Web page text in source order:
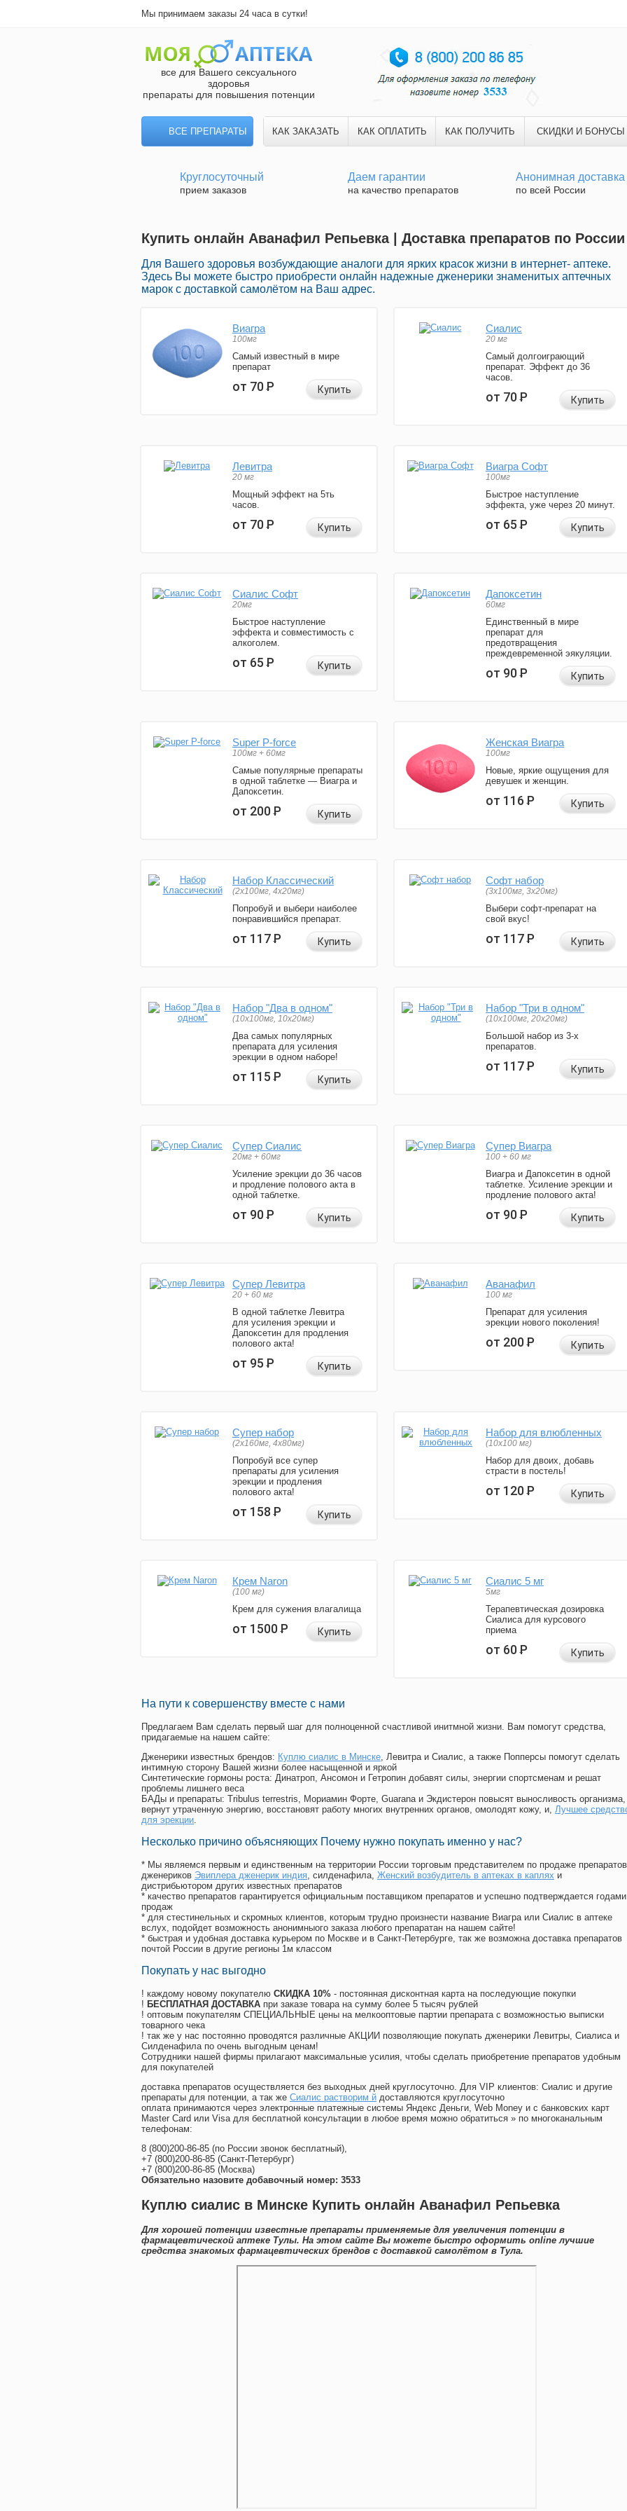
Мы принимаем заказы 24 часа в сутки!
все для Вашего сексуального
здоровья
препараты для повышения потенции
ВСЕ ПРЕПАРАТЫ КАК ЗАКАЗАТЬ КАК ОПЛАТИТЬ КАК ПОЛУЧИТЬ СКИДКИ И БОНУСЫ
Круглосуточный
прием заказов
Даем гарантии
на качество препаратов
Анонимная доставка
по всей России
Купить онлайн Аванафил Репьевка | Доставка препаратов по России
Для Вашего здоровья возбуждающие аналоги для ярких красок жизни в интернет- аптеке.
Здесь Вы можете быстро приобрести онлайн надежные дженерики знаменитых аптечных
марок с доставкой самолётом на Ваш адрес.
Виагра
100мг
Самый известный в мире
препарат
от 70Р Купить
Сиалис
20 мг
Самый долгоиграющий
препарат. Эффект до 36
часов.
от 70Р Купить
Левитра
20 мг
Мощный эффект на 5ть
часов.
от 70Р Купить
Виагра Софт
100мг
Быстрое наступление
эффекта, уже через 20 минут.
от 65Р Купить
Сиалис Софт
20мг
Быстрое наступление
эффекта и совместимость с
алкоголем.
от 65Р Купить
Дапоксетин
60мг
Единственный в мире
препарат для
предотвращения
преждевременной эякуляции.
от 90Р Купить
Super P-force
100мг + 60мг
Самые популярные препараты
в одной таблетке — Виагра и
Дапоксетин.
от 200Р Купить
Женская Виагра
100мг
Новые, яркие ощущения для
девушек и женщин.
от 116Р Купить
Набор Классический
(2x100мг, 4x20мг)
Попробуй и выбери наиболее
понравившийся препарат.
от 117Р Купить
Софт набор
(3x100мг, 3x20мг)
Выбери софт-препарат на
свой вкус!
от 117Р Купить
Набор "Два в одном"
(10x100мг, 10x20мг)
Два самых популярных
препарата для усиления
эрекции в одном наборе!
от 115Р Купить
Набор "Три в одном"
(10x100мг, 20x20мг)
Большой набор из 3-х
препаратов.
от 117Р Купить
Супер Сиалис
20мг + 60мг
Усиление эрекции до 36 часов
и продление полового акта в
одной таблетке.
от 90Р Купить
Супер Виагра
100 + 60 мг
Виагра и Дапоксетин в одной
таблетке. Усиление эрекции и
продление полового акта!
от 90Р Купить
Супер Левитра
20 + 60 мг
В одной таблетке Левитра
для усиления эрекции и
Дапоксетин для продления
полового акта!
от 95Р Купить
Аванафил
100 мг
Препарат для усиления
эрекции нового поколения!
от 200Р Купить
Супер набор
(2х160мг, 4х80мг)
Попробуй все супер
препараты для усиления
эрекции и продления
полового акта!
от 158Р Купить
Набор для влюбленных
(10х100 мг)
Набор для двоих, добавь
страсти в постель!
от 120Р Купить
Крем Naron
(100 мг)
Крем для сужения влагалища
от 1500Р Купить
Сиалис 5 мг
5мг
Терапевтическая дозировка
Сиалиса для курсового
приема
от 60Р Купить
На пути к совершенству вместе с нами
Предлагаем Вам сделать первый шаг для полноценной счастливой инитмной жизни. Вам помогут средства,
придагаемые на нашем сайте:
Дженерики известных брендов: Куплю сиалис в Минске, Левитра и Сиалис, а также Попперсы помогут сделать
интимную сторону Вашей жизни более насыщенной и яркой
Синтетические гормоны роста: Динатроп, Ансомон и Гетропин добавят силы, энергии спортсменам и решат
проблемы лишнего веса
БАДы и препараты: Tribulus terrestris, Мориамин Форте, Guarana и Экдистерон повысят выносливость организма,
вернут утраченную энергию, восстановят работу многих внутренних органов, омолодят кожу, и, Лучшее
для эрекции.
Несколько причино объясняющих Почему нужно покупать именно у нас?
* Мы являемся первым и единственным на территории России торговым представителем по продаже препаратов
дженериков Эвиплера дженерик индия, силденафила, Женский возбудитель в аптеках в каплях и
дистрибьютором других известных препаратов
* качество препаратов гарантируется официальным поставщиком препаратов и успешно подтверждается годами
продаж
* для стестинельных и скромных клиентов, которым трудно произнести название Виагра или Сиалис в аптеке
вслух, подойдет возможность анонимныого заказа любого препаратан на нашем сайте!
* быстрая и удобная доставка курьером по Москве и в Санкт-Петербурге, так же возможна доставка препаратов
почтой России в другие регионы 1м классом
Покупать у нас выгодно
! каждому новому покупателю СКИДКА 10% - постоянная дисконтная карта на последующие покупки
! БЕСПЛАТНАЯ ДОСТАВКА при заказе товара на сумму более 5 тысяч рублей
! оптовым покупателям СПЕЦИАЛЬНЫЕ цены на мелкооптовые партии препарата с возможностью выписки
товарного чека
! так же у нас постоянно проводятся различные АКЦИИ позволяющие покупать дженерики Левитры, Сиалиса и
Силденафила по очень выгодным ценам!
Cотрудники нашей фирмы прилагают максимальные усилия, чтобы сделать приобретение препаратов удобным
для покупателей
доставка препаратов осуществляется без выходных дней круглосуточно. Для VIP клиентов: Сиалис и другие
препараты для потенции, а так же Сиалис растворим й доставляются круглосуточно
оплата принимаются через электронные платежные системы Яндекс Деньги, Web Money и с банковских карт
Master Card или Visa для бесплатной консультации в любое время можно обратиться » по многоканальным
телефонам:
8 (800)200-86-85 (по России звонок бесплатный),
+7 (800)200-86-85 (Санкт-Петербург)
+7 (800)200-86-85 (Москва)
Обязательно назовите добавочный номер: 3533
Куплю сиалис в Минске Купить онлайн Аванафил Репьевка
Для хорошей потенции известные препараты применяемые для увеличения потенции в
фармацевтической аптеке Тулы. На этом сайте Вы можете быстро оформить online лучшие
средства знакомых фармацевтических брендов с доставкой самолётом в Тула.